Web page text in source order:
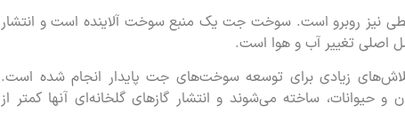
نیز روبرو است. سوخت جت یک منبع سوخت آلاینده است و انتشار
اصلی تغییر آب و هوا است.
زیادی برای توسعه سوخت‌های جت پایدار انجام شده است.
حیوانات، ساخته می‌شوند و انتشار گازهای گلخانه‌ای آنها کمتر از